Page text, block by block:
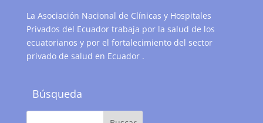
La Asociación Nacional de Clínicas y Hospitales
Privados del Ecuador trabaja por la salud de los
ecuatorianos y por el fortalecimiento del sector
privado de salud en Ecuador .
Búsqueda